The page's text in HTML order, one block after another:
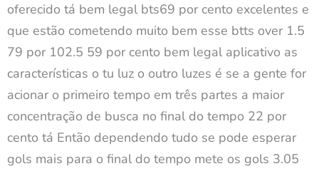
oferecido tá bem legal bts69 por cento excelentes e
que estão cometendo muito bem esse btts over 1.5
79 por 102.5 59 por cento bem legal aplicativo as
características o tu luz o outro luzes é se a gente for
acionar o primeiro tempo em três partes a maior
concentração de busca no final do tempo 22 por
cento tá Então dependendo tudo se pode esperar
gols mais para o final do tempo mete os gols 3.05